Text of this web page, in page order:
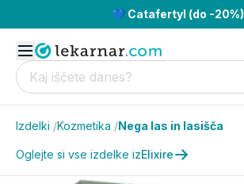
💙 Catafertyl (do -20%)
Izdelki /Kozmetika /Nega las in lasišča
Oglejte si vse izdelke izElixire